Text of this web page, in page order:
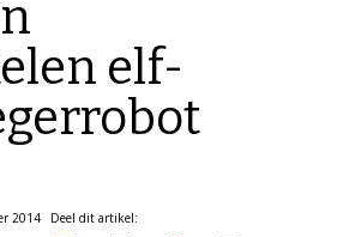
elf-
2014
Deel dit artikel: